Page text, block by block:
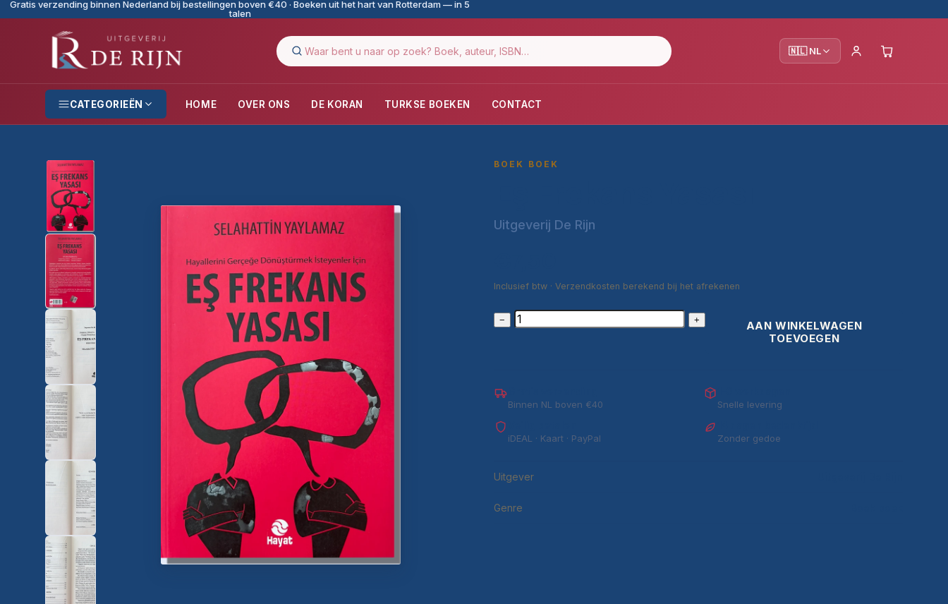
Gratis verzending binnen Nederland bij bestellingen boven €40 · Boeken uit het hart van Rotterdam — in 5
talen
🇳🇱 NL
CATEGORIEËN HOME OVER ONS DE KORAN TURKSE BOEKEN CONTACT
BOEK BOEK
Uitgeverij De Rijn
Inclusief btw · Verzendkosten berekend bij het afrekenen
− +
AAN WINKELWAGEN
TOEVOEGEN
Binnen NL boven €40
Snelle levering
iDEAL · Kaart · PayPal
Zonder gedoe
Uitgever
Genre